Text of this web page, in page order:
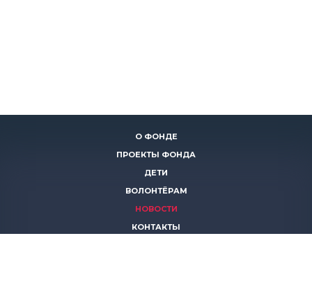
О ФОНДЕ
ПРОЕКТЫ ФОНДА
ДЕТИ
ВОЛОНТЁРАМ
НОВОСТИ
КОНТАКТЫ